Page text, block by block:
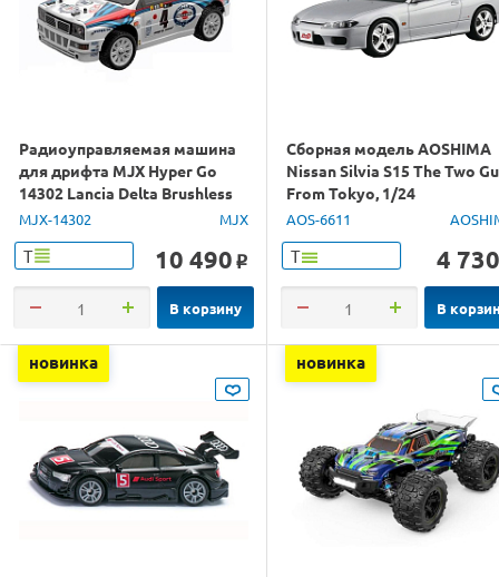
Радиоуправляемая машина
для дрифта MJX Hyper Go
14302 Lancia Delta Brushless
4WD 2.4G LED 1/14 RTR
MJX-14302 MJX
Т 10 490 o
В корзину
Сборная модель AOSHIMA
Nissan Silvia S15 The Two
From Tokyo, 1/24
AOS-6611
Т 4 730
В
новинка новинка